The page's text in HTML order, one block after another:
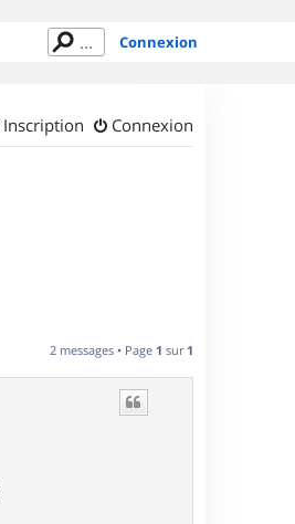
Connexion
Connexion
Inscription
2 messages • Page 1 sur 1